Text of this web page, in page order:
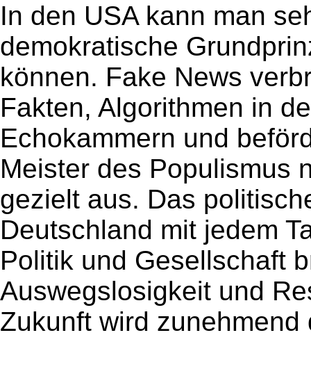
In den USA kann man
demokratische
können. Fake News
Fakten, Algorithmen in
Echokammern und
Meister des Populismus
gezielt aus. Das
Deutschland mit jedem
Politik und Gesellschaft
Auswegslosigkeit und
Zukunft wird zunehmend